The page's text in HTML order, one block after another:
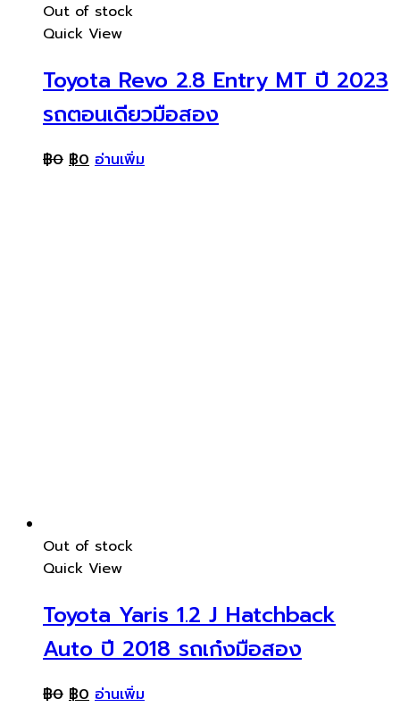
Out of stock
Quick View
Toyota Revo 2.8 Entry MT ปี 2023
รถตอนเดียวมือสอง
฿0 ฿0 อ่านเพิ่ม
Out of stock
Quick View
Toyota Yaris 1.2 J Hatchback
Auto ปี 2018 รถเก๋งมือสอง
฿0 ฿0 อ่านเพิ่ม